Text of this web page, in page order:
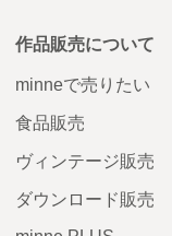
作品販売について
minneで売りたい
食品販売
ヴィンテージ販売
ダウンロード販売